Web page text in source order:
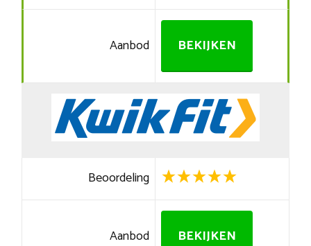
Aanbod BEKIJKEN
Beoordeling
Aanbod BEKIJKEN